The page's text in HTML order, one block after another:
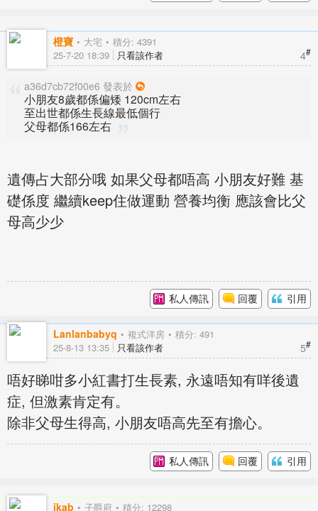
橙寶 大宅 積分: 4391
4#
25-7-20 18:39 只看該作者
a36d7cb72f00e6 發表於
小朋友8歲都係偏矮 120cm左右
至出世都係生長線最低個行
父母都係166左右
遺傳占大部分哦 如果父母都唔高 小朋友好難 基
礎係度 繼續keep住做運動 營養均衡 應該會比父
母高少少
私人傳訊 回覆 引用
Lanlanbabyq 複式洋房 積分: 491
5#
25-8-13 13:35 只看該作者
唔好睇咁多小紅書打生長素, 永遠唔知有咩後遺
症, 但激素肯定有。
除非父母生得高, 小朋友唔高先至有擔心。
私人傳訊 回覆 引用
ikab 子爵府 積分: 12298